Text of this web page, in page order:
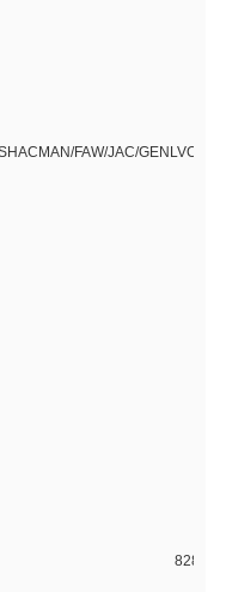
FAW/JAC/GENLVON
8280